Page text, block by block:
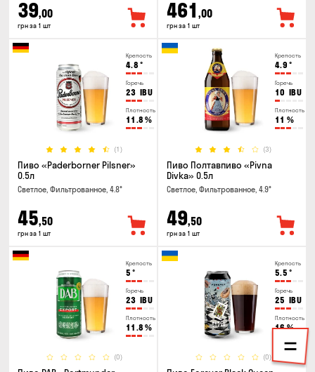
39,00
грн за 1 шт
461 ,00
грн за 1 шт
Крепость
4.8 °
Горечь
23 IBU
Плотность
11.8 %
(1)
Пиво «Paderborner Pilsner»
0.5л
Светлое, Фильтрованное, 4.8°
45,50
грн за 1 шт
Крепость
4.9 °
Горечь
10 IBU
Плотность
11 %
(3)
Пиво Полтавпиво «Pivna
Divka» 0.5л
Светлое, Фильтрованное, 4.9°
49,50
грн за 1 шт
Крепость
5 °
Горечь
23 IBU
Плотность
11.8 %
(0)
Крепость
5.5 °
Горечь
25 IBU
Плотность
16%
(0)